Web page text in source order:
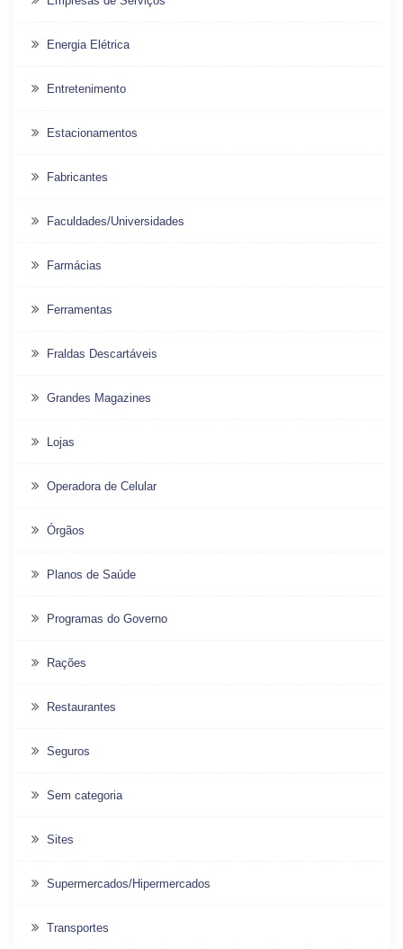
Energia Elétrica
Entretenimento
Estacionamentos
Fabricantes
Faculdades/Universidades
Farmácias
Ferramentas
Fraldas Descartáveis
Grandes Magazines
Lojas
Operadora de Celular
Órgãos
Planos de Saúde
Programas do Governo
Rações
Restaurantes
Seguros
Sem categoria
Sites
Supermercados/Hipermercados
Transportes